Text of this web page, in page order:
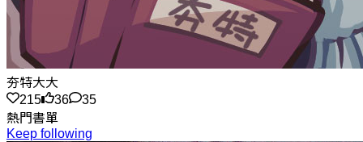
夯特大大
215
36
35
熱門書單
Keep following